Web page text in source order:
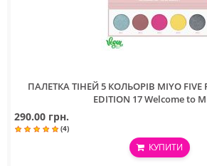
ПАЛЕТКА ТIНЕЙ 5 КОЛЬОРIВ MIYO FIVE
EDITION 17 Welcome to
290.00 грн.
(4)
КУПИТИ